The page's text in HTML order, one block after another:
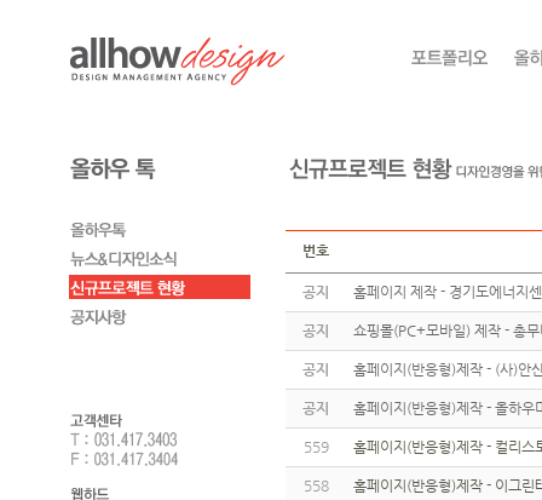
번호
공지 홈페이지 제작 - 경기도에너지
공지 쇼핑몰(PC+모바일) 제작 - 총
공지 홈페이지(반응형)제작 - (사)안
공지 홈페이지(반응형)제작 - 올하우
559 홈페이지(반응형)제작 - 컬리스
558 홈페이지(반응형)제작 - 이그린